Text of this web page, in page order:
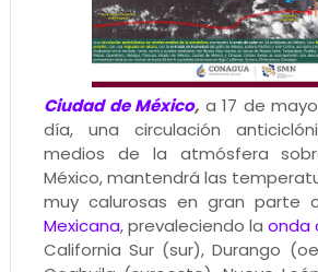
Ciudad de México, a 17 de
día, una circulación
medios de la atmósfera
México, mantendrá las
muy calurosas en gran
Mexicana, prevaleciendo la onda
California Sur (sur), Durango